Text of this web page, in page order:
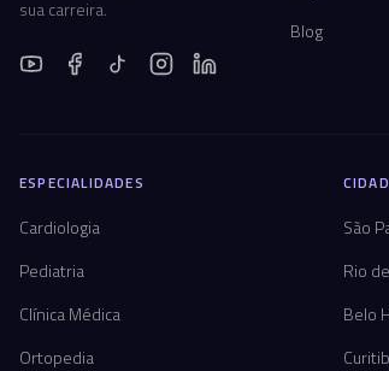
sua carreira.
Blog
ESPECIALIDADES
Cardiologia
Pediatria
Clínica Médica
Ortopedia
São
Rio
Belo